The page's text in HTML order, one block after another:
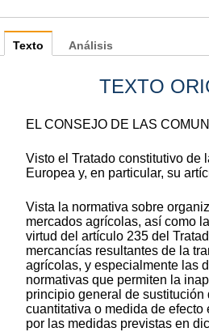
Texto
TEXTO
EL CONSEJO DE LAS
Visto el Tratado constitutivo de
Europea y, en particular, su
Vista la normativa sobre
mercados agrícolas, así como
virtud del artículo 235 del
mercancías resultantes de la
agrícolas, y especialmente las
normativas que permiten la
principio general de sustitución
cuantitativa o medida de
por las medidas previstas en
Análisis